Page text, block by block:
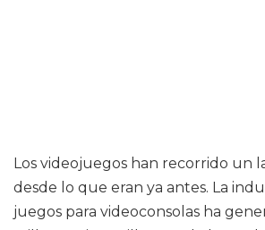
Los videojuegos han recorrido un
desde lo que eran ya antes. La
juegos para videoconsolas ha